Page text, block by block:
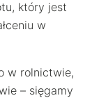
który jest
w
w rolnictwie,
– sięgamy